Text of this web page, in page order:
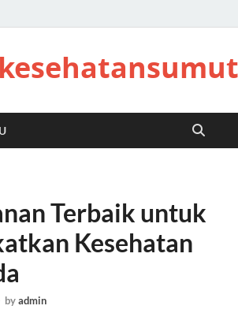
Terbaik untuk
Kesehatan
byadmin